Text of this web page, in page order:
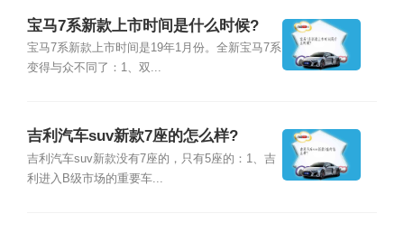
宝马7系新款上市时间是什么时候?
宝马7系新款上市时间是19年1月份。全新宝马7系
变得与众不同了：1、双...
吉利汽车suv新款7座的怎么样?
吉利汽车suv新款没有7座的，只有5座的：1、吉
利进入B级市场的重要车...